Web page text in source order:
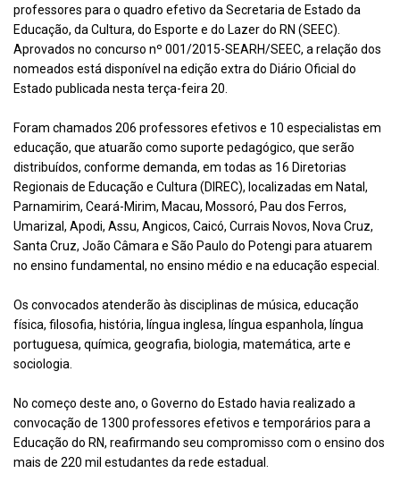
professores para o quadro efetivo da Secretaria de Estado da
Educação, da Cultura, do Esporte e do Lazer do RN (SEEC).
Aprovados no concurso nº 001/2015-SEARH/SEEC, a relação dos
nomeados está disponível na edição extra do Diário Oficial do
Estado publicada nesta terça-feira 20.
Foram chamados 206 professores efetivos e 10 especialistas em
educação, que atuarão como suporte pedagógico, que serão
distribuídos, conforme demanda, em todas as 16 Diretorias
Regionais de Educação e Cultura (DIREC), localizadas em Natal,
Parnamirim, Ceará-Mirim, Macau, Mossoró, Pau dos Ferros,
Umarizal, Apodi, Assu, Angicos, Caicó, Currais Novos, Nova Cruz,
Santa Cruz, João Câmara e São Paulo do Potengi para atuarem
no ensino fundamental, no ensino médio e na educação especial.
Os convocados atenderão às disciplinas de música, educação
física, filosofia, história, língua inglesa, língua espanhola, língua
portuguesa, química, geografia, biologia, matemática, arte e
sociologia.
No começo deste ano, o Governo do Estado havia realizado a
convocação de 1300 professores efetivos e temporários para a
Educação do RN, reafirmando seu compromisso com o ensino dos
mais de 220 mil estudantes da rede estadual.